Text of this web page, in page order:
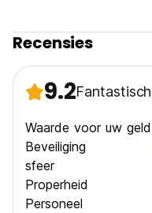
Recensies
9.2Fantastisch
Waarde voor uw geld
Beveiliging
sfeer
Properheid
Personeel